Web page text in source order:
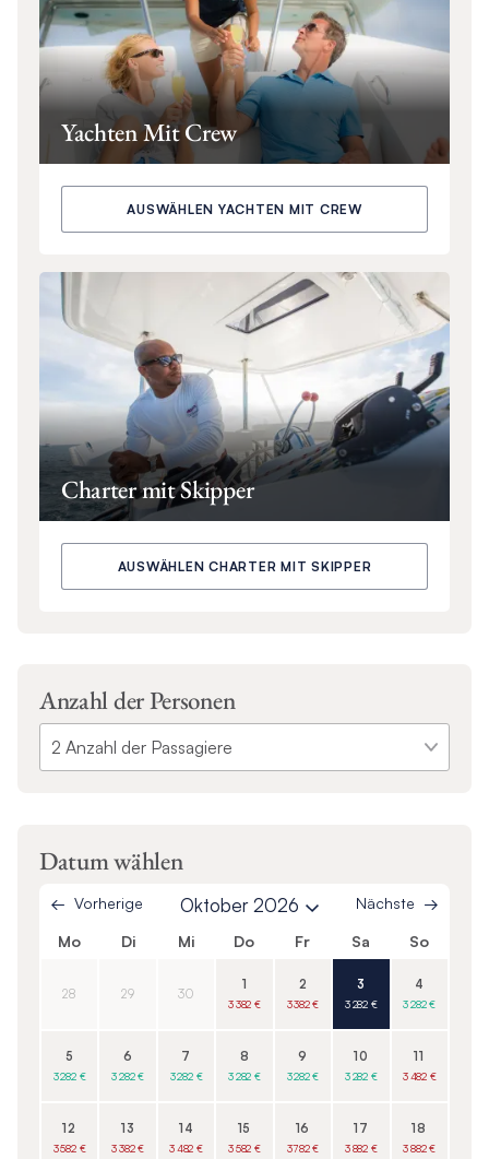
Yachten Mit Crew
AUSWÄHLEN YACHTEN MIT CREW
Charter mit Skipper
AUSWÄHLEN CHARTER MIT SKIPPER
Anzahl der Personen
Datum wählen
Vorherige Oktober 2026 Nächste
Mo Di Mi Do Fr Sa So
28 29 30
1
3 382 €
2
3 382 €
3
3 282 €
4
3 282 €
5
3 282 €
6
3 282 €
7
3 282 €
8
3 282 €
9
3 282 €
10
3 282 €
11
3 482 €
12
3 582 €
13
3 382 €
14
3 482 €
15
3 582 €
16
3 782 €
17
3 882 €
18
3 882 €